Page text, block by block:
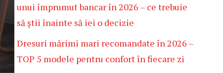
unui împrumut bancar în 2026 – ce trebuie
să știi înainte să iei o decizie
Dresuri mărimi mari recomandate în 2026 –
TOP 5 modele pentru confort în fiecare zi